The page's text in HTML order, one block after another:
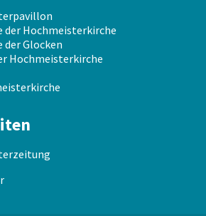
der Hochmeisterkirche
der Glocken
Hochmeisterkirche